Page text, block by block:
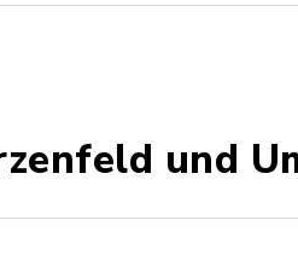
und